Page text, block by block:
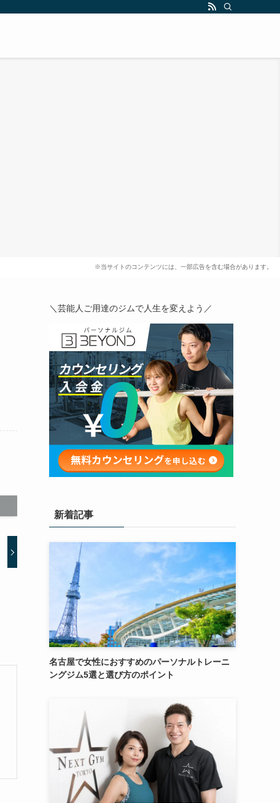
＼芸能人ご用達のジムで人生を変えよう／
新着記事
名古屋で女性におすすめのパーソナルトレーニ
ングジム5選と選び方のポイント